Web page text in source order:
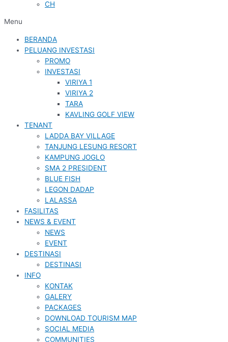
CH
Menu
BERANDA
PELUANG INVESTASI
PROMO
INVESTASI
VIRIYA 1
VIRIYA 2
TARA
KAVLING GOLF VIEW
TENANT
LADDA BAY VILLAGE
TANJUNG LESUNG RESORT
KAMPUNG JOGLO
SMA 2 PRESIDENT
BLUE FISH
LEGON DADAP
LALASSA
FASILITAS
NEWS & EVENT
NEWS
EVENT
DESTINASI
DESTINASI
INFO
KONTAK
GALERY
PACKAGES
DOWNLOAD TOURISM MAP
SOCIAL MEDIA
COMMUNITIES